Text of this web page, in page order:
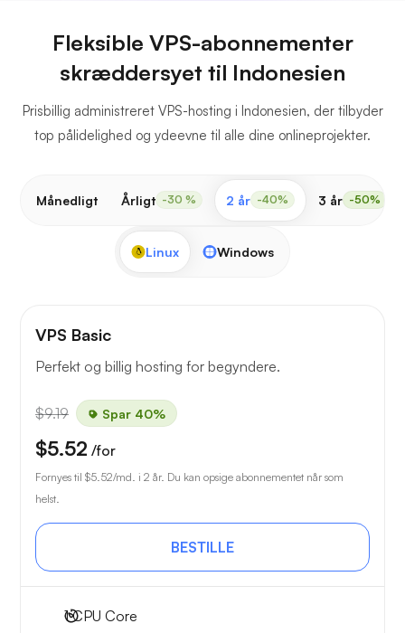
Fleksible VPS-abonnementer
skræddersyet til Indonesien
Prisbillig administreret VPS-hosting i Indonesien, der tilbyder
top pålidelighed og ydeevne til alle dine onlineprojekter.
Månedligt Årligt -30 % 2 år -40% 3 år -50%
Linux Windows
VPS Basic
Perfekt og billig hosting for begyndere.
$9.19 Spar 40%
$5.52 /for
Fornyes til $5.52/md. i 2 år. Du kan opsige abonnementet når som
helst.
BESTILLE
1CPU Core